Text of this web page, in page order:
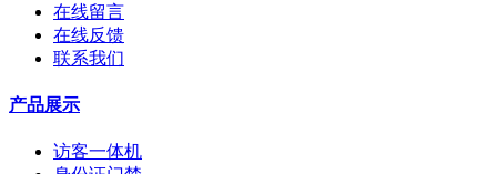
在线留言
在线反馈
联系我们
产品展示
访客一体机